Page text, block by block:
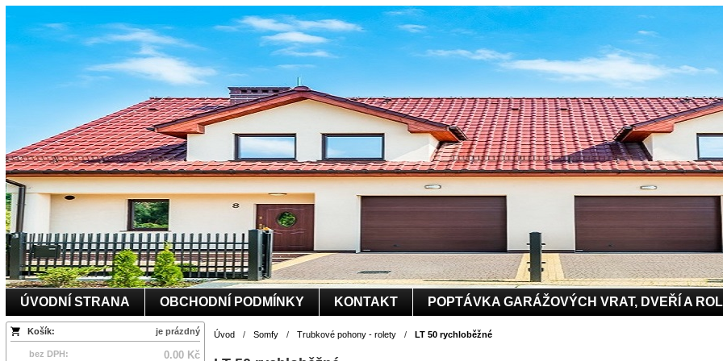
ÚVODNÍ STRANA OBCHODNÍ PODMÍNKY KONTAKT POPTÁVKA GARÁŽOVÝCH VRAT, DVEŘÍ A
Košík: je prázdný
bez DPH: 0.00 Kč
Úvod / Somfy / Trubkové pohony - rolety / LT 50 rychloběžné